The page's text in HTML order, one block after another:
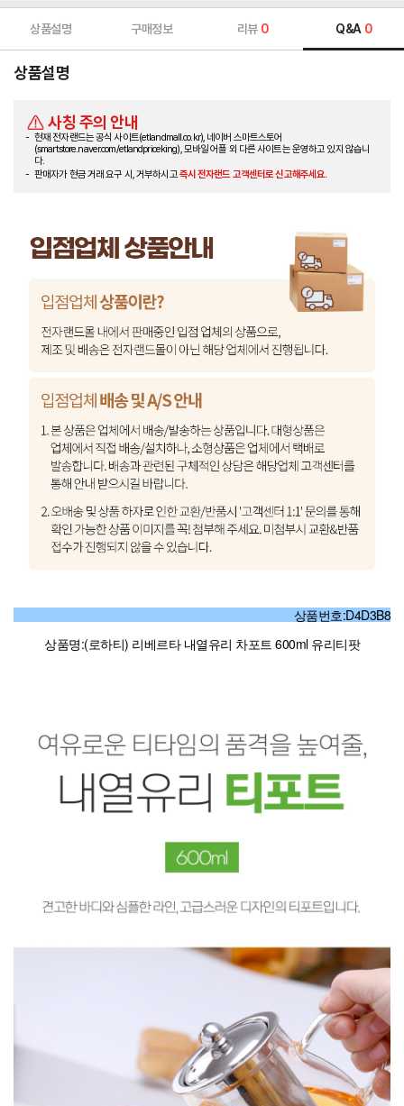
상품설명 구매정보 리뷰 0 Q&A 0
상품설명
사칭 주의 안내
현재 전자랜드는 공식 사이트(etlandmall.co.kr), 네이버 스마트스토어
(smartstore.naver.com/etlandpriceking), 모바일 어플 외 다른 사이트는 운영하고 있지 않습니
다.
판매자가 현금 거래 요구 시, 거부하시고즉시 전자랜드 고객센터로 신고해주세요.
상품번호:D4D3B8
상품명:(로하티) 리베르타 내열유리 차포트 600ml 유리티팟